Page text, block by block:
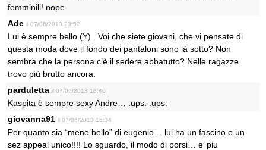
femminili! nope
Ade il 07/06/2013 23:52
Lui è sempre bello (Y) . Voi che siete giovani, che vi pensate di
questa moda dove il fondo dei pantaloni sono là sotto? Non
sembra che la persona c’è il sedere abbatutto? Nelle ragazze
trovo più brutto ancora.
parduletta il 07/06/2013 18:46
Kaspita è sempre sexy Andre… :ups: :ups:
giovanna91 il 07/06/2013 15:34
Per quanto sia “meno bello” di eugenio… lui ha un fascino e un
sez appeal unico!!!! Lo sguardo, il modo di porsi… e’ piu